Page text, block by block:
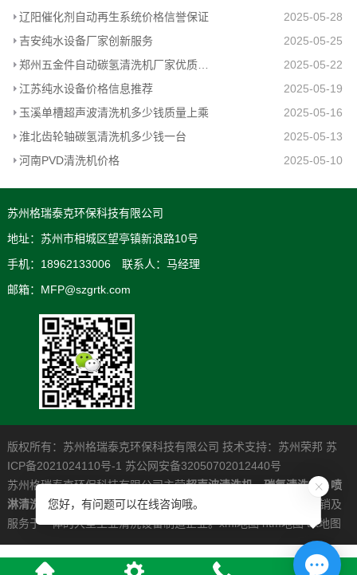
辽阳催化剂自动再生系统价格信誉保证
2025-05-28
吉安纯水设备厂家创新服务
2025-05-25
郑州五金件自动碳氢清洗机厂家优质推荐
2025-05-22
江苏纯水设备价格信息推荐
2025-05-19
玉溪单槽超声波清洗机多少钱质量上乘
2025-05-16
淮北齿轮轴碳氢清洗机多少钱一台
2025-05-13
河南PVD清洗机价格
2025-05-10
苏州格瑞泰克环保科技有限公司
地址：苏州市相城区望亭镇新浪路10号
手机：18962133006 联系人：马经理
邮箱：MFP@szgrtk.com
版权所有：苏州格瑞泰克环保科技有限公司 技术支持： 苏州荣邦 苏
ICP备2021024110号-1 苏公网安备32050702012440号
苏州格瑞泰克环保科技有限公司主营超声波清洗机，碳氢清洗机，喷
淋清洗机，是一家专业从事高清洁度问题解决系统的研发制造营销及
服务于一体的大型工业清洗设备制造企业。xml地图 htm地图 txt地图
您好，有问题可以在线咨询哦。